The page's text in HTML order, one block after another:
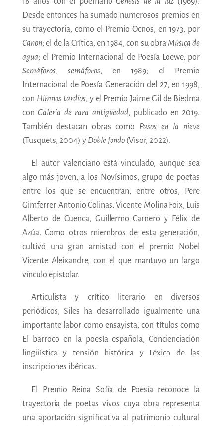
Desde entonces ha sumado numerosos premios en
su trayectoria, como el Premio Ocnos, en 1973, por
Canon; el de la Crítica, en 1984, con su obra Música de
agua; el Premio Internacional de Poesía Loewe, por
Semáforos, semáforos, en 1989; el Premio
Internacional de Poesía Generación del 27, en 1998,
con Himnos tardíos, y el Premio Jaime Gil de Biedma
conGalería de rara antigüedad, publicado en 2019.
También destacan obras como Pasos en la nieve
(Tusquets, 2004) y Doble fondo(Visor, 2022).
El autor valenciano está vinculado, aunque sea
algo más joven, a los Novísimos, grupo de poetas
entre los que se encuentran, entre otros, Pere
Gimferrer, Antonio Colinas, Vicente Molina Foix, Luis
Alberto de Cuenca, Guillermo Carnero y Félix de
Azúa. Como otros miembros de esta generación,
cultivó una gran amistad con el premio Nobel
Vicente Aleixandre, con el que mantuvo un largo
vínculo epistolar.
Articulista y crítico literario en diversos
periódicos, Siles ha desarrollado igualmente una
importante labor como ensayista, con títulos como
El barroco en la poesía española, Concienciación
lingüística y tensión histórica y Léxico de las
inscripciones ibéricas.
El Premio Reina Sofía de Poesía reconoce la
trayectoria de poetas vivos cuya obra representa
una aportación significativa al patrimonio cultural